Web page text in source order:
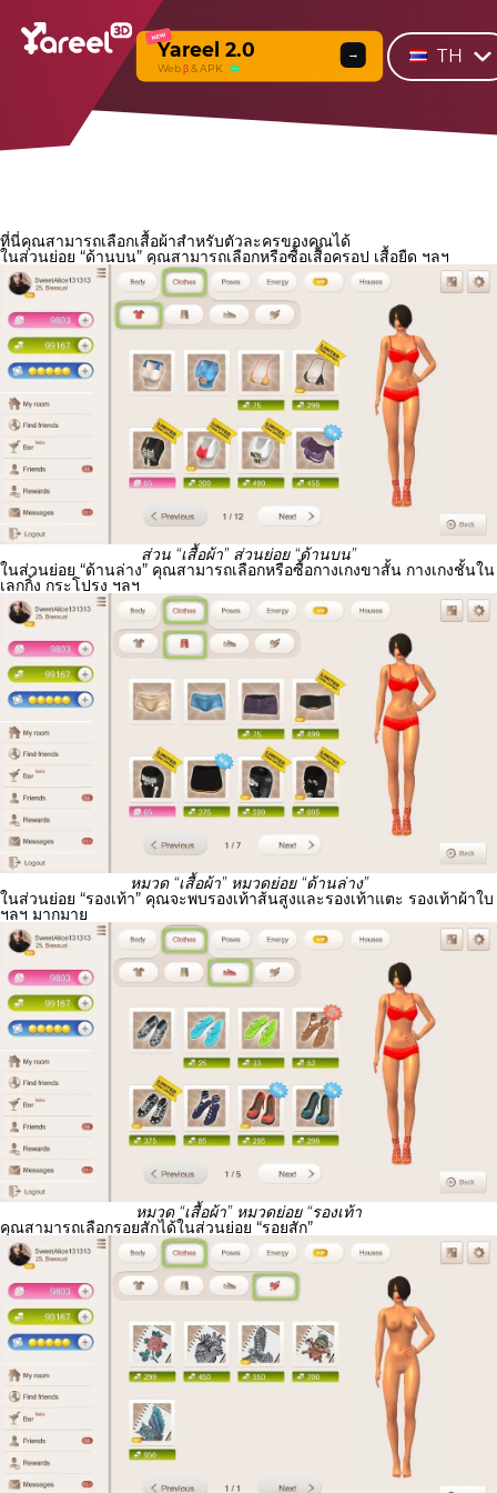
NEW
Yareel 2.0
Webβ & APK
→ TH
ที่นี่คุณสามารถเลือกเสื้อผ้าสำหรับตัวละครของคุณได้
ในส่วนย่อย “ด้านบน” คุณสามารถเลือกหรือซื้อเสื้อครอป เสื้อยืด ฯลฯ
ส่วน “เสื้อผ้า” ส่วนย่อย “ด้านบน”
ในส่วนย่อย “ด้านล่าง” คุณสามารถเลือกหรือซื้อกางเกงขาสั้น กางเกงชั้นใน
เลกกิ้ง กระโปรง ฯลฯ
หมวด “เสื้อผ้า” หมวดย่อย “ด้านล่าง”
ในส่วนย่อย “รองเท้า” คุณจะพบรองเท้าส้นสูงและรองเท้าแตะ รองเท้าผ้าใบ
ฯลฯ มากมาย
หมวด “เสื้อผ้า” หมวดย่อย “รองเท้า
คุณสามารถเลือกรอยสักได้ในส่วนย่อย “รอยสัก”